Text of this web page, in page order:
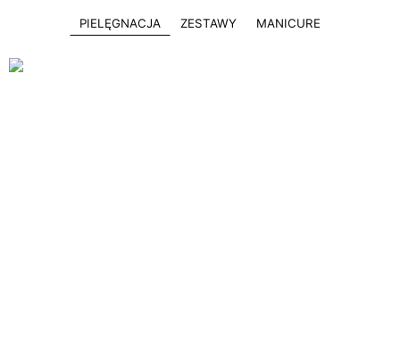
PIELĘGNACJA ZESTAWY MANICURE